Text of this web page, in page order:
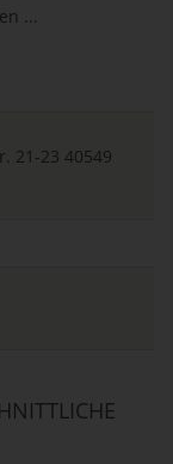
...
21-23 40549